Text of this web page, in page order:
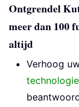
Ontgrendel
meer dan 100
altijd
Verhoog
technologie